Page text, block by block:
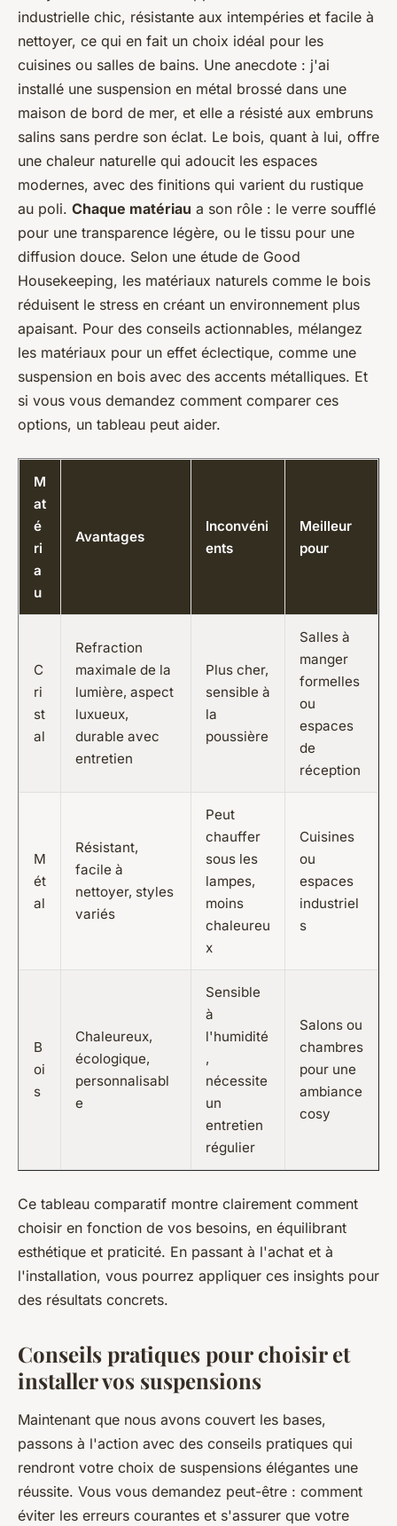
industrielle chic, résistante aux intempéries et facile à
nettoyer, ce qui en fait un choix idéal pour les
cuisines ou salles de bains. Une anecdote : j'ai
installé une suspension en métal brossé dans une
maison de bord de mer, et elle a résisté aux embruns
salins sans perdre son éclat. Le bois, quant à lui, offre
une chaleur naturelle qui adoucit les espaces
modernes, avec des finitions qui varient du rustique
au poli. Chaque matériau a son rôle : le verre soufflé
pour une transparence légère, ou le tissu pour une
diffusion douce. Selon une étude de Good
Housekeeping, les matériaux naturels comme le bois
réduisent le stress en créant un environnement plus
apaisant. Pour des conseils actionnables, mélangez
les matériaux pour un effet éclectique, comme une
suspension en bois avec des accents métalliques. Et
si vous vous demandez comment comparer ces
options, un tableau peut aider.
M
at
é
ri
a
u
Avantages
Inconvéni
ents
Meilleur
pour
C
ri
st
al
Refraction
maximale de la
lumière, aspect
luxueux,
durable avec
entretien
Plus cher,
sensible à
la
poussière
Salles à
manger
formelles
ou
espaces
de
réception
M
ét
al
Résistant,
facile à
nettoyer, styles
variés
Peut
chauffer
sous les
lampes,
moins
chaleureu
x
Cuisines
ou
espaces
industriel
s
B
oi
s
Chaleureux,
écologique,
personnalisabl
e
Sensible
à
l'humidité
,
nécessite
un
entretien
régulier
Salons ou
chambres
pour une
ambiance
cosy
Ce tableau comparatif montre clairement comment
choisir en fonction de vos besoins, en équilibrant
esthétique et praticité. En passant à l'achat et à
l'installation, vous pourrez appliquer ces insights pour
des résultats concrets.
Conseils pratiques pour choisir et
installer vos suspensions
Maintenant que nous avons couvert les bases,
passons à l'action avec des conseils pratiques qui
rendront votre choix de suspensions élégantes une
réussite. Vous vous demandez peut-être : comment
éviter les erreurs courantes et s'assurer que votre